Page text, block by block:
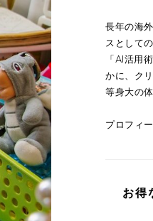
長年の海
スとして
「AI活用
かに、ク
等身大の
プロフィ
お得